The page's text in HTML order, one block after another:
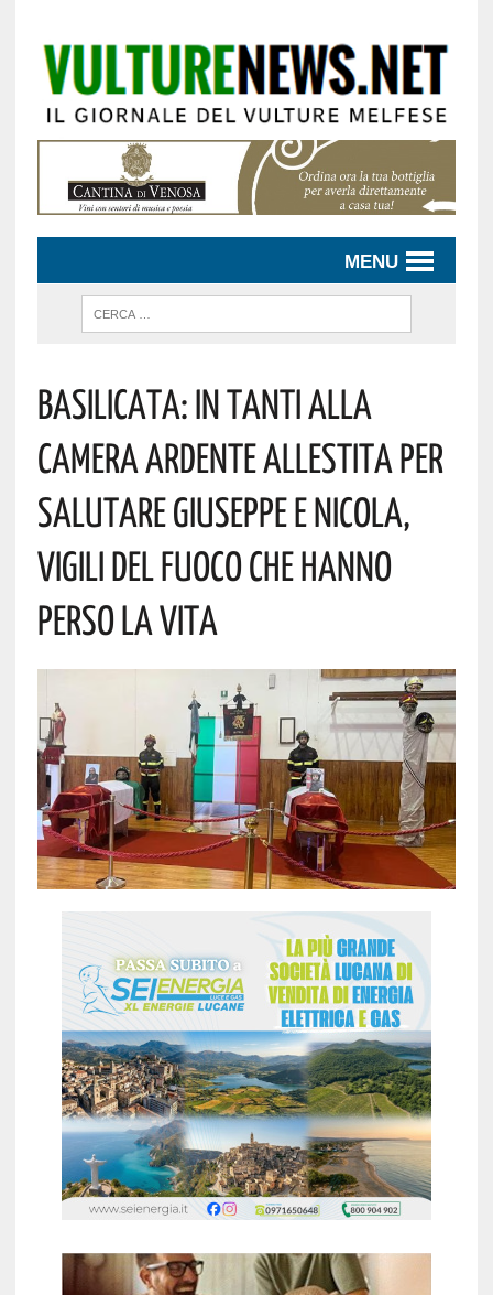
MENU
Basilicata: In Tanti Alla
Camera Ardente Allestita Per
Salutare Giuseppe E Nicola,
Vigili Del Fuoco Che Hanno
Perso La Vita